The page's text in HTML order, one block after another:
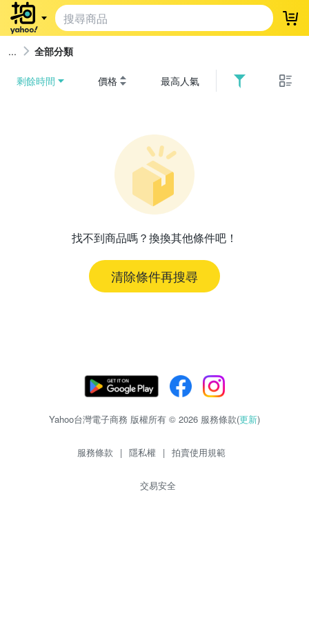
登
全部分類
剩餘時間 價格 最高人氣
找不到商品嗎？換換其他條件吧！
清除條件再搜尋
Yahoo台灣電子商務 版權所有 © 2026 服務條款(更新)
服務條款 | 隱私權 | 拍賣使用規範
交易安全